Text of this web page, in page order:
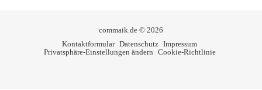
commaik.de © 2026
Kontaktformular Datenschutz Impressum
Privatsphäre-Einstellungen ändern Cookie-Richtlinie